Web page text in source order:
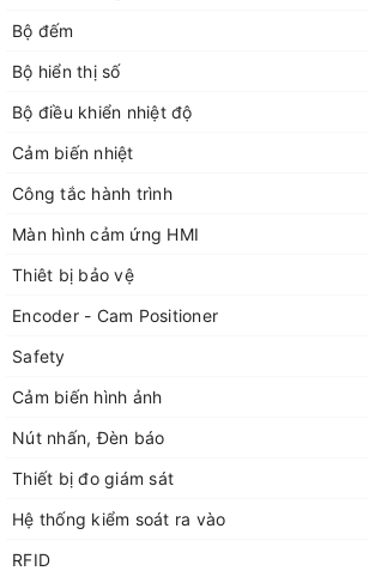
Bộ đếm
Bộ hiển thị số
Bộ điều khiển nhiệt độ
Cảm biến nhiệt
Công tắc hành trình
Màn hình cảm ứng HMI
Thiêt bị bảo vệ
Encoder - Cam Positioner
Safety
Cảm biến hình ảnh
Nút nhấn, Đèn báo
Thiết bị đo giám sát
Hệ thống kiểm soát ra vào
RFID